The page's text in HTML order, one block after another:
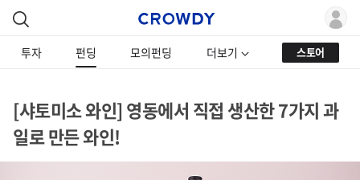
투자 펀딩 모의펀딩 더보기 스토어
[샤토미소 와인] 영동에서 직접 생산한 7가지 과
일로 만든 와인!